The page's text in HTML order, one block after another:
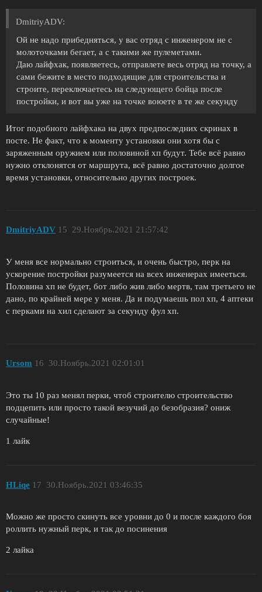
DmitriyADV:
Ой не надо прибедняться, у вас отряд с инженером не с
молоточками бегает, а с такими же пулеметами.
Даю лайфхак, появляетесь, отправлете весь отряд на точку, а
сами бежите в место подходящие для строительства и
строите, переключаетесь на следующего бойца после
постройки, и вот вы уже на точке воюете в те же секунду
Итог подобного лайфхака на двух предпоследних скринах в
посте. Не факт, что к моменту установки они хотя бы с
заряженным оружием или половиной хп будут. Тебе всё равно
нужно отклонятся от маршрута, всё равно достаточно долгое
время установки, относительно других построек.
DmitriyADV 29.Ноябрь.2021 21:57:42
15
У меня все нормально строиться, и очень быстро, перк на
ускорение постройки разумеется на всех инженерах имееться.
Половина хп не будет, бот либо жив либо мертв, там третьего не
дано, по крайней мере у меня. Да и подумаешь пол хп, 4 аптеки
с перками на хил сделают за секунду фул хп.
Ursom 30.Ноябрь.2021 02:01:01
16
Это ты 10 раз менял перки, чтоб строителю строительство
подцепить или просто такой везучий до безобразия? ониж
случайные!
1 лайк
HLiqe 30.Ноябрь.2021 03:46:35
17
Можно же просто скинуть все уровни до 0 и после каждого боя
роллить нужный перк, и так до посинения
2 лайка